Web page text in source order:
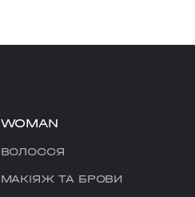
WOMAN
ВОЛОССЯ
МАКІЯЖ ТА БРОВИ